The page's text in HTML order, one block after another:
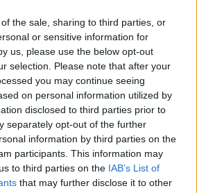
the sale, sharing to third parties, or
or sensitive information for
us, please use the below opt-out
selection. Please note that after your
you may continue seeing
on personal information utilized by
disclosed to third parties prior to
separately opt-out of the further
information by third parties on the
participants. This information may
to third parties on the IAB’s List of
that may further disclose it to other
tikslina
Įtariama, kad tai gali
moteris, tačiau
nepatvirtinta.
kas neįtariamas, pradėtas
mirties priežasčiai